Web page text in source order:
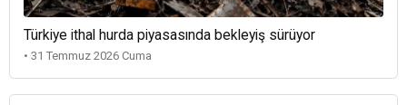
Türkiye ithal hurda piyasasında bekleyiş sürüyor
• 31 Temmuz 2026 Cuma